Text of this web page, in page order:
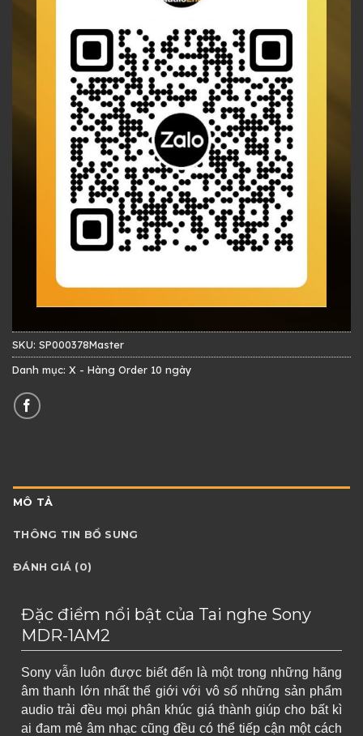
SKU: SP000378Master
Danh mục: X - Hàng Order 10 ngày
MÔ TẢ
THÔNG TIN BỔ SUNG
ĐÁNH GIÁ (0)
Đặc điểm nổi bật của Tai nghe Sony
MDR-1AM2
Sony vẫn luôn được biết đến là một trong những hãng
âm thanh lớn nhất thế giới với vô số những sản phẩm
audio trải đều mọi phân khúc giá thành giúp cho bất kì
ai đam mê âm nhạc cũng đều có thể tiếp cận một cách